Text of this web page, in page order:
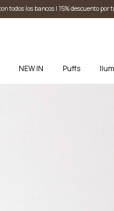
transferencia 6 Cuotas sin interés
NEW IN Puffs